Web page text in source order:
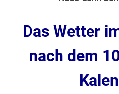
Das Wetter
nach dem